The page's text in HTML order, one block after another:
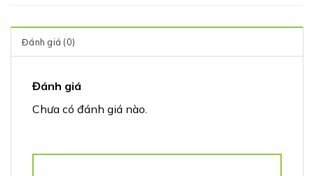
Đánh giá (0)
Đánh giá
Chưa có đánh giá nào.